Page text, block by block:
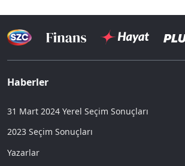
Haberler
31 Mart 2024 Yerel Seçim Sonuçları
2023 Seçim Sonuçları
Yazarlar